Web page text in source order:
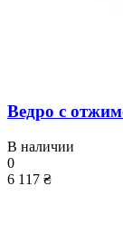
Ведро с
В наличии
0
6 117 ₴